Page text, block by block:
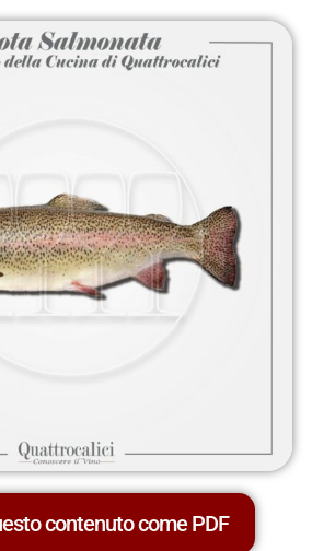
contenuto come PDF